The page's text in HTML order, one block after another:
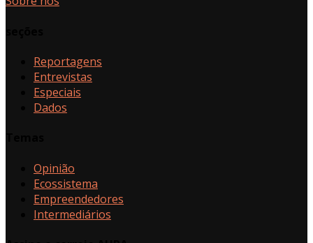
Reportagens
Entrevistas
Especiais
Dados
Opinião
Ecossistema
Empreendedores
Intermediários